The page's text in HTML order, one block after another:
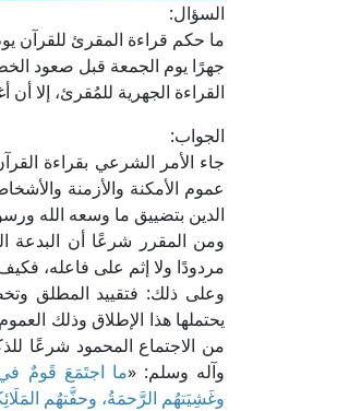
السؤال:
ما حكم قراءة المقرئ للقرآن
جهرًا يوم الجمعة قبل صعود
القراءة الجهرية للمُقرئ، إلا
الجواب:
جاء الأمر الشرعي بقراءة
عموم الأمكنة والأزمنة
الدين بتضييق ما وسعه الله
ومن المقرر شرعًا أن البدعة
مردودًا ولا إثم على فاعله،
وعلى ذلك: فتقييد المطلق
يحتملها هذا الإطلاق وذلك
من الاجتماع المحمود شرعًا
وآله وسلم: «ما اجتَمَعَ قَومٌ في
وغَشِيَتهُم الرَّحمَةُ، وحفَّتهُم